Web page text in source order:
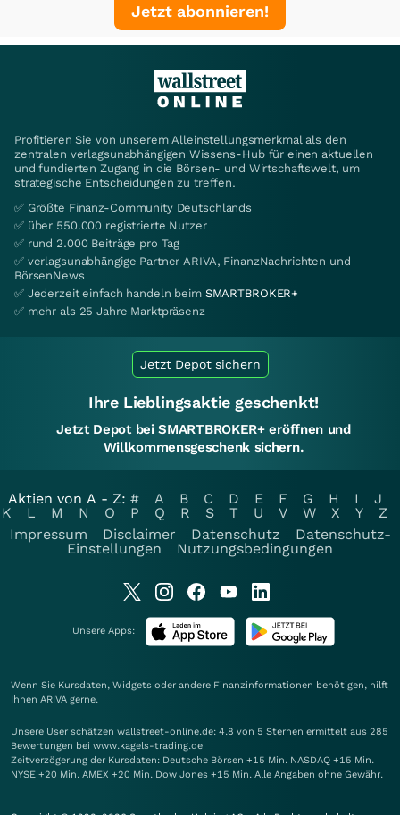
Jetzt abonnieren!
Profitieren Sie von unserem Alleinstellungsmerkmal als den
zentralen verlagsunabhängigen Wissens-Hub für einen aktuellen
und fundierten Zugang in die Börsen- und Wirtschaftswelt, um
strategische Entscheidungen zu treffen.
✅ Größte Finanz-Community Deutschlands
✅ über 550.000 registrierte Nutzer
✅ rund 2.000 Beiträge pro Tag
✅ verlagsunabhängige Partner ARIVA, FinanzNachrichten und
BörsenNews
✅ Jederzeit einfach handeln beim SMARTBROKER+
✅ mehr als 25 Jahre Marktpräsenz
Jetzt Depot sichern
Ihre Lieblingsaktie geschenkt!
Jetzt Depot bei SMARTBROKER+ eröffnen und
Willkommensgeschenk sichern.
Aktien von A - Z: # A B C D E F G H I
J
K
L M N O P Q R S T U V W X Y
Z
Impressum
Disclaimer Datenschutz
Datenschutz-
Einstellungen
Nutzungsbedingungen
Unsere Apps:
Wenn Sie Kursdaten, Widgets oder andere Finanzinformationen benötigen, hilft
Ihnen ARIVA gerne.
Unsere User schätzen wallstreet-online.de: 4.8 von 5 Sternen ermittelt aus 285
Bewertungen bei www.kagels-trading.de
Zeitverzögerung der Kursdaten: Deutsche Börsen +15 Min. NASDAQ +15 Min.
NYSE +20 Min. AMEX +20 Min. Dow Jones +15 Min. Alle Angaben ohne Gewähr.